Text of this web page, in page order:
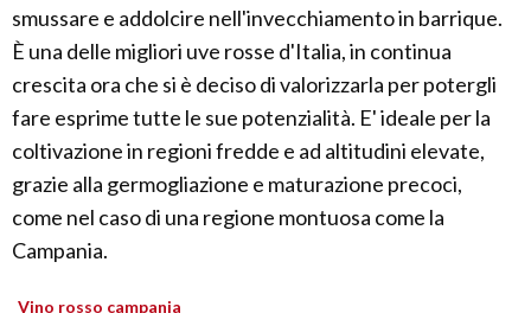
smussare e addolcire nell'invecchiamento in barrique.
È una delle migliori uve rosse d'Italia, in continua
crescita ora che si è deciso di valorizzarla per potergli
fare esprime tutte le sue potenzialità. E' ideale per la
coltivazione in regioni fredde e ad altitudini elevate,
grazie alla germogliazione e maturazione precoci,
come nel caso di una regione montuosa come la
Campania.
Vino rosso campania